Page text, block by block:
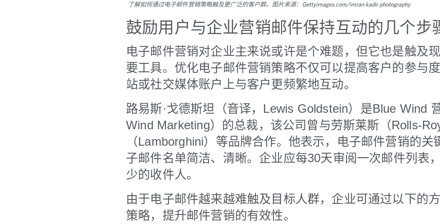
了解如何通过电子邮件营销策略触及更广泛的客户群。图片来源：Gettyimages.com/imran kadir photography
鼓励用户与企业营销邮件保持互动的几个步
电子邮件营销对企业主来说或许是个难题，但它也是触及
要工具。优化电子邮件营销策略不仅可以提高客户的参与
站或社交媒体账户上与客户更频繁地互动。
路易斯·戈德斯坦（音译，Lewis Goldstein）是Blue Wind
Wind Marketing）的总裁，该公司曾与劳斯莱斯（Rolls-
（Lamborghini）等品牌合作。他表示，电子邮件营销的关
子邮件名单简洁、清晰。企业应每30天审阅一次邮件列表
少的收件人。
由于电子邮件越来越难触及目标人群，企业可通过以下的
策略，提升邮件营销的有效性。